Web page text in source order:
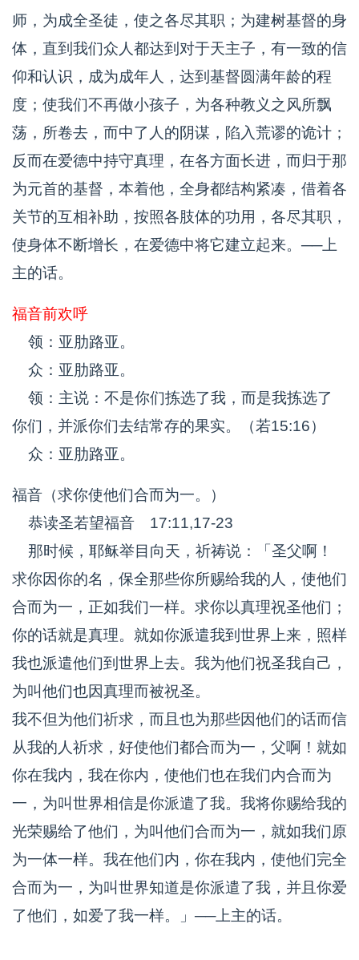
师，为成全圣徒，使之各尽其职；为建树基督的身
体，直到我们众人都达到对于天主子，有一致的信
仰和认识，成为成年人，达到基督圆满年龄的程
度；使我们不再做小孩子，为各种教义之风所飘
荡，所卷去，而中了人的阴谋，陷入荒谬的诡计；
反而在爱德中持守真理，在各方面长进，而归于那
为元首的基督，本着他，全身都结构紧凑，借着各
关节的互相补助，按照各肢体的功用，各尽其职，
使身体不断增长，在爱德中将它建立起来。──上
主的话。
福音前欢呼
领：亚肋路亚。
众：亚肋路亚。
领：主说：不是你们拣选了我，而是我拣选了
你们，并派你们去结常存的果实。（若15:16）
众：亚肋路亚。
福音（求你使他们合而为一。）
恭读圣若望福音 17:11,17-23
那时候，耶稣举目向天，祈祷说：「圣父啊！
求你因你的名，保全那些你所赐给我的人，使他们
合而为一，正如我们一样。求你以真理祝圣他们；
你的话就是真理。就如你派遣我到世界上来，照样
我也派遣他们到世界上去。我为他们祝圣我自己，
为叫他们也因真理而被祝圣。
我不但为他们祈求，而且也为那些因他们的话而信
从我的人祈求，好使他们都合而为一，父啊！就如
你在我内，我在你内，使他们也在我们内合而为
一，为叫世界相信是你派遣了我。我将你赐给我的
光荣赐给了他们，为叫他们合而为一，就如我们原
为一体一样。我在他们内，你在我内，使他们完全
合而为一，为叫世界知道是你派遣了我，并且你爱
了他们，如爱了我一样。」──上主的话。